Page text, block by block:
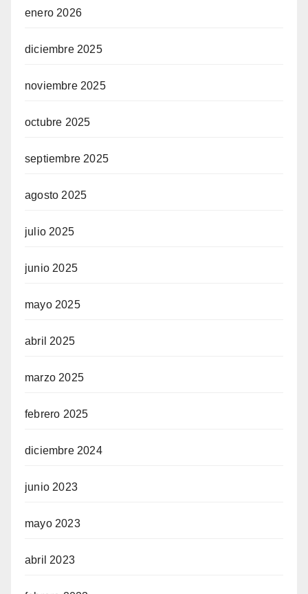
enero 2026
diciembre 2025
noviembre 2025
octubre 2025
septiembre 2025
agosto 2025
julio 2025
junio 2025
mayo 2025
abril 2025
marzo 2025
febrero 2025
diciembre 2024
junio 2023
mayo 2023
abril 2023